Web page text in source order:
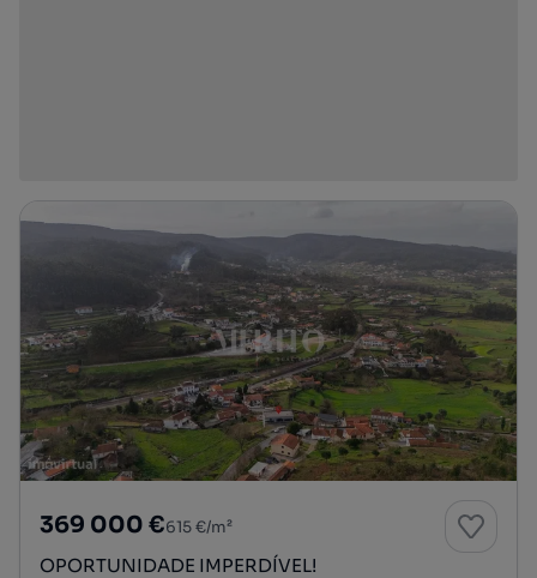
369 000 €615 €/m²
OPORTUNIDADE IMPERDÍVEL!